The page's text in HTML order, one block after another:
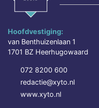
Hoofdvestiging:
van Benthuizenlaan 1
1701 BZ Heerhugowaard
072 8200 600
redactie@xyto.nl
www.xyto.nl